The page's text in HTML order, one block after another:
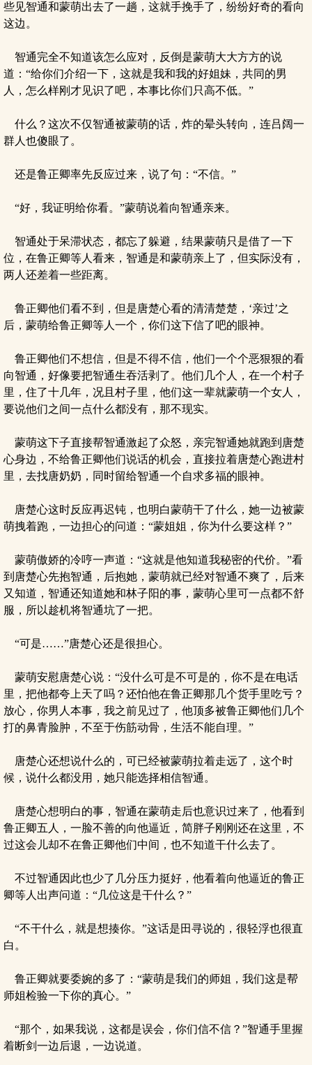
些见智通和蒙萌出去了一趟，这就手挽手了，纷纷好奇的看向
这边。
智通完全不知道该怎么应对，反倒是蒙萌大大方方的说
道：“给你们介绍一下，这就是我和我的好姐妹，共同的男
人，怎么样刚才见识了吧，本事比你们只高不低。”
什么？这次不仅智通被蒙萌的话，炸的晕头转向，连吕阔一
群人也傻眼了。
还是鲁正卿率先反应过来，说了句：“不信。”
“好，我证明给你看。”蒙萌说着向智通亲来。
智通处于呆滞状态，都忘了躲避，结果蒙萌只是借了一下
位，在鲁正卿等人看来，智通是和蒙萌亲上了，但实际没有，
两人还差着一些距离。
鲁正卿他们看不到，但是唐楚心看的清清楚楚，‘亲过’之
后，蒙萌给鲁正卿等人一个，你们这下信了吧的眼神。
鲁正卿他们不想信，但是不得不信，他们一个个恶狠狠的看
向智通，好像要把智通生吞活剥了。他们几个人，在一个村子
里，住了十几年，况且村子里，他们这一辈就蒙萌一个女人，
要说他们之间一点什么都没有，那不现实。
蒙萌这下子直接帮智通激起了众怒，亲完智通她就跑到唐楚
心身边，不给鲁正卿他们说话的机会，直接拉着唐楚心跑进村
里，去找唐奶奶，同时留给智通一个自求多福的眼神。
唐楚心这时反应再迟钝，也明白蒙萌干了什么，她一边被蒙
萌拽着跑，一边担心的问道：“蒙姐姐，你为什么要这样？”
蒙萌傲娇的冷哼一声道：“这就是他知道我秘密的代价。”看
到唐楚心先抱智通，后抱她，蒙萌就已经对智通不爽了，后来
又知道，智通还知道她和林子阳的事，蒙萌心里可一点都不舒
服，所以趁机将智通坑了一把。
“可是……”唐楚心还是很担心。
蒙萌安慰唐楚心说：“没什么可是不可是的，你不是在电话
里，把他都夸上天了吗？还怕他在鲁正卿那几个货手里吃亏？
放心，你男人本事，我之前见过了，他顶多被鲁正卿他们几个
打的鼻青脸肿，不至于伤筋动骨，生活不能自理。”
唐楚心还想说什么的，可已经被蒙萌拉着走远了，这个时
候，说什么都没用，她只能选择相信智通。
唐楚心想明白的事，智通在蒙萌走后也意识过来了，他看到
鲁正卿五人，一脸不善的向他逼近，简胖子刚刚还在这里，不
过这会儿却不在鲁正卿他们中间，也不知道干什么去了。
不过智通因此也少了几分压力挺好，他看着向他逼近的鲁正
卿等人出声问道：“几位这是干什么？”
“不干什么，就是想揍你。”这话是田寻说的，很轻浮也很直
白。
鲁正卿就要委婉的多了：“蒙萌是我们的师姐，我们这是帮
师姐检验一下你的真心。”
“那个，如果我说，这都是误会，你们信不信？”智通手里握
着断剑一边后退，一边说道。